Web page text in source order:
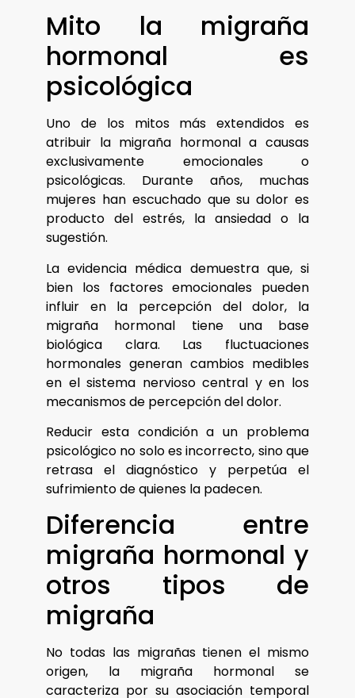
Mito la migraña
hormonal es
psicológica
Uno de los mitos más extendidos es
atribuir la migraña hormonal a causas
exclusivamente emocionales o
psicológicas. Durante años, muchas
mujeres han escuchado que su dolor es
producto del estrés, la ansiedad o la
sugestión.
La evidencia médica demuestra que, si
bien los factores emocionales pueden
influir en la percepción del dolor, la
migraña hormonal tiene una base
biológica clara. Las fluctuaciones
hormonales generan cambios medibles
en el sistema nervioso central y en los
mecanismos de percepción del dolor.
Reducir esta condición a un problema
psicológico no solo es incorrecto, sino que
retrasa el diagnóstico y perpetúa el
sufrimiento de quienes la padecen.
Diferencia entre
migraña hormonal y
otros tipos de
migraña
No todas las migrañas tienen el mismo
origen, la migraña hormonal se
caracteriza por su asociación temporal